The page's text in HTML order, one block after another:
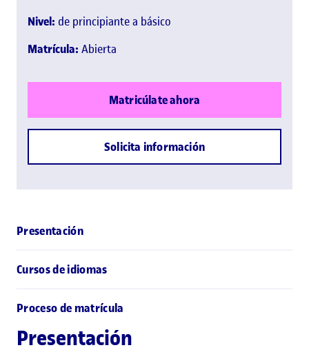
Nivel: de principiante a básico
Matrícula: Abierta
Matricúlate ahora
Solicita información
Presentación
Cursos de idiomas
Proceso de matrícula
Presentación